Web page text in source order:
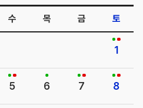
수 목 금 토
1
5 6 7 8